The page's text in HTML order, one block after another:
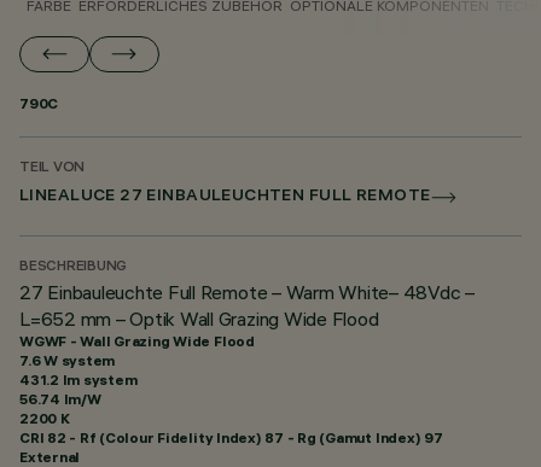
FARBE ERFORDERLICHES ZUBEHÖR OPTIONALE KOMPONENTEN
790C
TEIL VON
LINEALUCE 27 EINBAULEUCHTEN FULL REMOTE
BESCHREIBUNG
27 Einbauleuchte Full Remote – Warm White– 48Vdc –
L=652 mm – Optik Wall Grazing Wide Flood
WGWF - Wall Grazing Wide Flood
7.6 W system
431.2 lm system
56.74 lm/W
2200 K
CRI 82 - Rf (Colour Fidelity Index) 87 - Rg (Gamut Index) 97
External